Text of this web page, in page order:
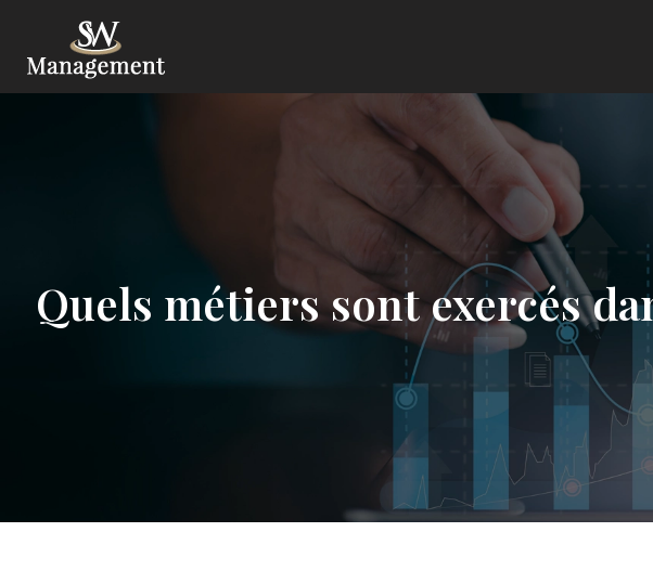
Quels métiers sont exercés